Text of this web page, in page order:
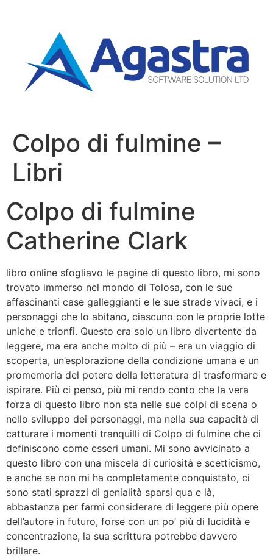
Colpo di fulmine –
Libri
Colpo di fulmine
Catherine Clark
libro online sfogliavo le pagine di questo libro, mi sono
trovato immerso nel mondo di Tolosa, con le sue
affascinanti case galleggianti e le sue strade vivaci, e i
personaggi che lo abitano, ciascuno con le proprie lotte
uniche e trionfi. Questo era solo un libro divertente da
leggere, ma era anche molto di più – era un viaggio di
scoperta, un’esplorazione della condizione umana e un
promemoria del potere della letteratura di trasformare e
ispirare. Più ci penso, più mi rendo conto che la vera
forza di questo libro non sta nelle sue colpi di scena o
nello sviluppo dei personaggi, ma nella sua capacità di
catturare i momenti tranquilli di Colpo di fulmine che ci
definiscono come esseri umani. Mi sono avvicinato a
questo libro con una miscela di curiosità e scetticismo,
e anche se non mi ha completamente conquistato, ci
sono stati sprazzi di genialità sparsi qua e là,
abbastanza per farmi considerare di leggere più opere
dell’autore in futuro, forse con un po’ più di lucidità e
concentrazione, la sua scrittura potrebbe davvero
brillare.